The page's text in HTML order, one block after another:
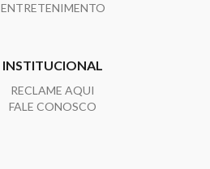
ENTRETENIMENTO
INSTITUCIONAL
RECLAME AQUI
FALE CONOSCO